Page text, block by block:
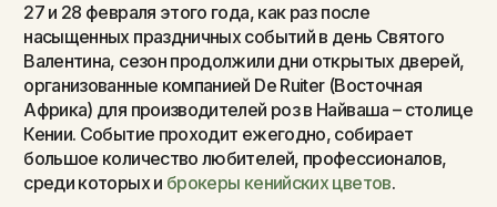
27 и 28 февраля этого года, как раз после
насыщенных праздничных событий в день Святого
Валентина, сезон продолжили дни открытых дверей,
организованные компанией De Ruiter (Восточная
Африка) для производителей роз в Найваша – столице
Кении. Событие проходит ежегодно, собирает
большое количество любителей, профессионалов,
среди которых и брокеры кенийских цветов.